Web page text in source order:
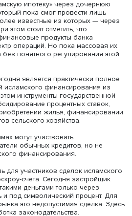
так и отсутствия доверия со
также налоговый диспаритет в
когда речь идет о
клиенты, претендующие на
сталкиваются с более
нынешние ИФУ в России
по сравнению с банками по
реализовать продукты
российскими финансовыми
лет не менее 10 российских
выхода на рынок исламского
из них, во многом ввиду
не более одного
продукты. Сегодня
только два банка — это «АК
ипотеку» через
который пока смог провести